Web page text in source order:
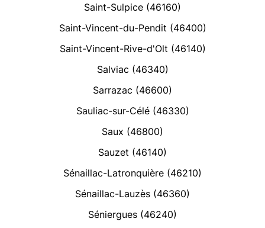
Saint-Sulpice (46160)
Saint-Vincent-du-Pendit (46400)
Saint-Vincent-Rive-d'Olt (46140)
Salviac (46340)
Sarrazac (46600)
Sauliac-sur-Célé (46330)
Saux (46800)
Sauzet (46140)
Sénaillac-Latronquière (46210)
Sénaillac-Lauzès (46360)
Séniergues (46240)